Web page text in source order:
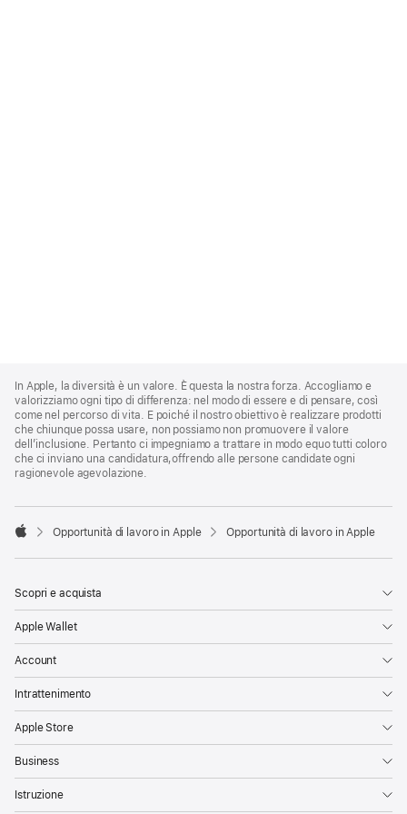
Footer
In Apple, la diversità è un valore. È questa la nostra forza. Accogliamo e
valorizziamo ogni tipo di differenza: nel modo di essere e di pensare, così
come nel percorso di vita. E poiché il nostro obiettivo è realizzare prodotti
che chiunque possa usare, non possiamo non promuovere il valore
dell’inclusione. Pertanto ci impegniamo a trattare in modo equo tutti coloro
che ci inviano una candidatura,offrendo alle persone candidate ogni
ragionevole agevolazione.

Opportunità di lavoro in Apple Opportunità di lavoro in Apple
Scopri e acquista
Apple Wallet
Account
Intrattenimento
Apple Store
Business
Istruzione